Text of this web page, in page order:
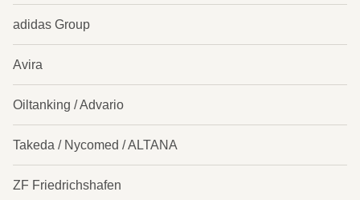
adidas Group
Avira
Oiltanking / Advario
Takeda / Nycomed / ALTANA
ZF Friedrichshafen